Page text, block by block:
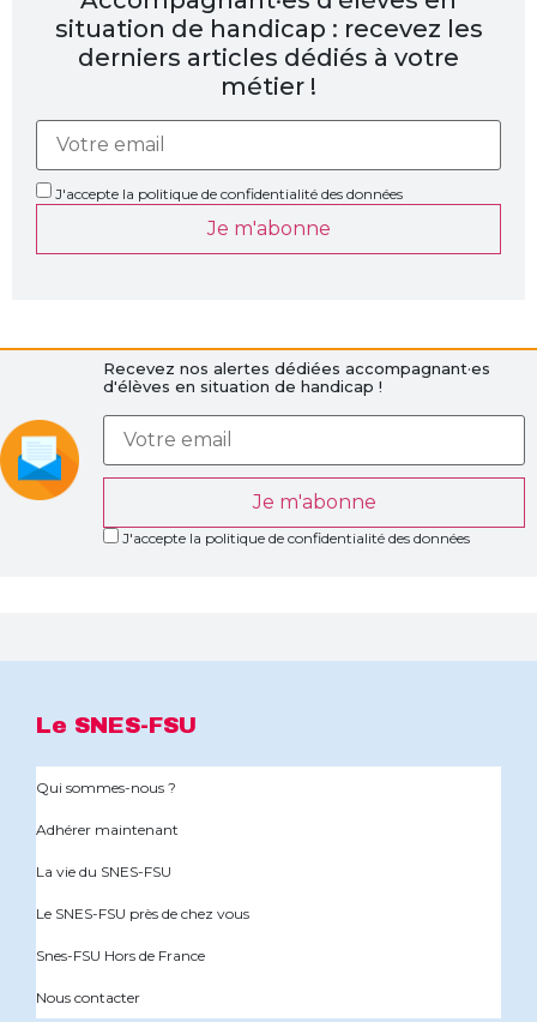
situation de handicap : recevez les
derniers articles dédiés à votre
métier !
J'accepte la politique de confidentialité des données
Je m'abonne
Recevez nos alertes dédiées accompagnant·es
d'élèves en situation de handicap !
Je m'abonne
J'accepte la politique de confidentialité des données
Le SNES-FSU
Qui sommes-nous ?
Adhérer maintenant
La vie du SNES-FSU
Le SNES-FSU près de chez vous
Snes-FSU Hors de France
Nous contacter